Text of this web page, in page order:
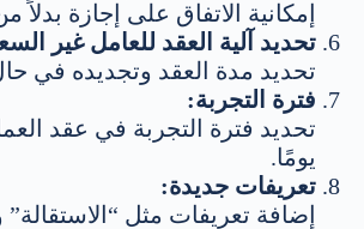
إمكانية الاتفاق على إجازة
تحديد آلية العقد للعامل غير
تحديد مدة العقد وتجديده في
فترة التجربة:
يومًا.
تعريفات جديدة:
إضافة تعريفات مثل “الاستقالة”